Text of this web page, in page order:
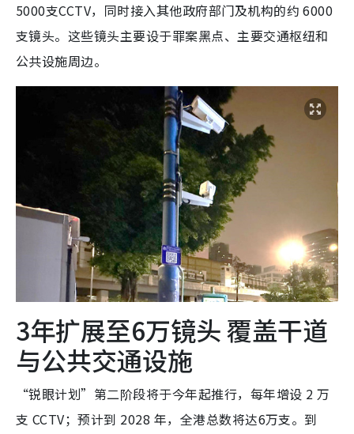
5000支CCTV，同时接入其他政府部门及机构的约 6000
支镜头。这些镜头主要设于罪案黑点、主要交通枢纽和
公共设施周边。
3年扩展至6万镜头 覆盖干道
与公共交通设施
“锐眼计划”第二阶段将于今年起推行，每年增设 2 万
支 CCTV；预计到 2028 年，全港总数将达6万支。到